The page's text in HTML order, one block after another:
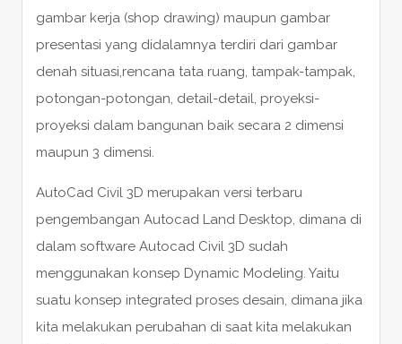
gambar kerja (shop drawing) maupun gambar
presentasi yang didalamnya terdiri dari gambar
denah situasi,rencana tata ruang, tampak-tampak,
potongan-potongan, detail-detail, proyeksi-
proyeksi dalam bangunan baik secara 2 dimensi
maupun 3 dimensi.
AutoCad Civil 3D merupakan versi terbaru
pengembangan Autocad Land Desktop, dimana di
dalam software Autocad Civil 3D sudah
menggunakan konsep Dynamic Modeling. Yaitu
suatu konsep integrated proses desain, dimana jika
kita melakukan perubahan di saat kita melakukan